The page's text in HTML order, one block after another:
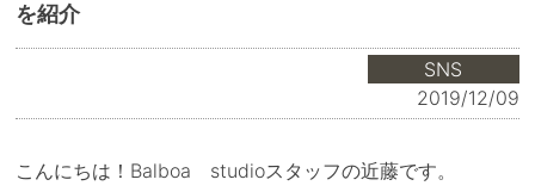
を紹介
SNS
2019/12/09
こんにちは！Balboa studioスタッフの近藤です。